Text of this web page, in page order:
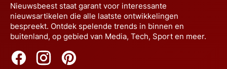
Nieuwsbeest staat garant voor interessante
nieuwsartikelen die alle laatste ontwikkelingen
bespreekt. Ontdek spelende trends in binnen en
buitenland, op gebied van Media, Tech, Sport en meer.